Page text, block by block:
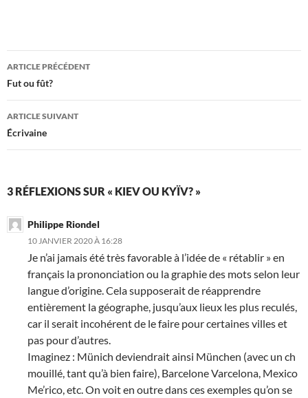
Navigation
des
articles
ARTICLE PRÉCÉDENT
Fut ou fût?
ARTICLE SUIVANT
Écrivaine
3 RÉFLEXIONS SUR « KIEV OU KYÏV? »
Philippe Riondel
10 JANVIER 2020 À 16:28
Je n’ai jamais été très favorable à l’idée de « rétablir » en
français la prononciation ou la graphie des mots selon leur
langue d’origine. Cela supposerait de réapprendre
entièrement la géographe, jusqu’aux lieux les plus reculés,
car il serait incohérent de le faire pour certaines villes et
pas pour d’autres.
Imaginez : Münich deviendrait ainsi München (avec un ch
mouillé, tant qu’à bien faire), Barcelone Varcelona, Mexico
Me’rico, etc. On voit en outre dans ces exemples qu’on se